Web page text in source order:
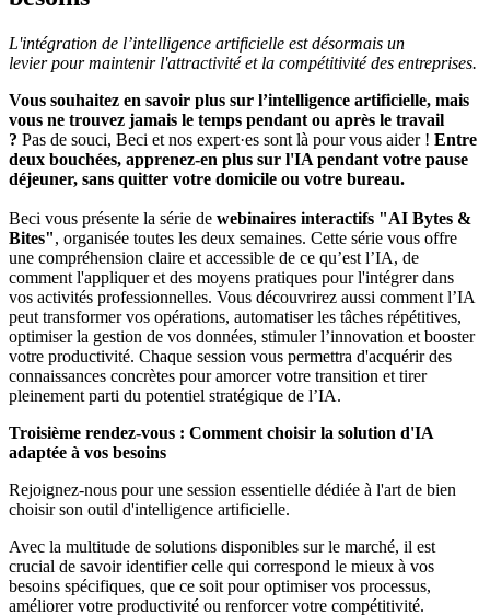
L'intégration de l’intelligence artificielle est désormais un
levier pour maintenir l'attractivité et la compétitivité des entreprises.
Vous souhaitez en savoir plus sur l’intelligence artificielle, mais
vous ne trouvez jamais le temps pendant ou après le travail
? Pas de souci, Beci et nos expert·es sont là pour vous aider ! Entre
deux bouchées, apprenez-en plus sur l'IA pendant votre pause
déjeuner, sans quitter votre domicile ou votre bureau.
Beci vous présente la série de webinaires interactifs "AI Bytes &
Bites", organisée toutes les deux semaines. Cette série vous offre
une compréhension claire et accessible de ce qu’est l’IA, de
comment l'appliquer et des moyens pratiques pour l'intégrer dans
vos activités professionnelles. Vous découvrirez aussi comment l’IA
peut transformer vos opérations, automatiser les tâches répétitives,
optimiser la gestion de vos données, stimuler l’innovation et booster
votre productivité. Chaque session vous permettra d'acquérir des
connaissances concrètes pour amorcer votre transition et tirer
pleinement parti du potentiel stratégique de l’IA.
Troisième rendez-vous : Comment choisir la solution d'IA
adaptée à vos besoins
Rejoignez-nous pour une session essentielle dédiée à l'art de bien
choisir son outil d'intelligence artificielle.
Avec la multitude de solutions disponibles sur le marché, il est
crucial de savoir identifier celle qui correspond le mieux à vos
besoins spécifiques, que ce soit pour optimiser vos processus,
améliorer votre productivité ou renforcer votre compétitivité.